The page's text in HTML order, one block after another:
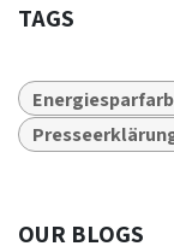
TAGS
OUR BLOGS